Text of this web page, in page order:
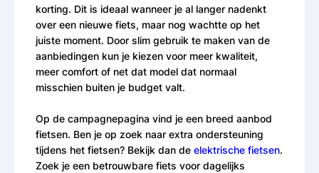
korting. Dit is ideaal wanneer je al langer nadenkt
over een nieuwe fiets, maar nog wachtte op het
juiste moment. Door slim gebruik te maken van de
aanbiedingen kun je kiezen voor meer kwaliteit,
meer comfort of net dat model dat normaal
misschien buiten je budget valt.
Op de campagnepagina vind je een breed aanbod
fietsen. Ben je op zoek naar extra ondersteuning
tijdens het fietsen? Bekijk dan de elektrische fietsen.
Zoek je een betrouwbare fiets voor dagelijks